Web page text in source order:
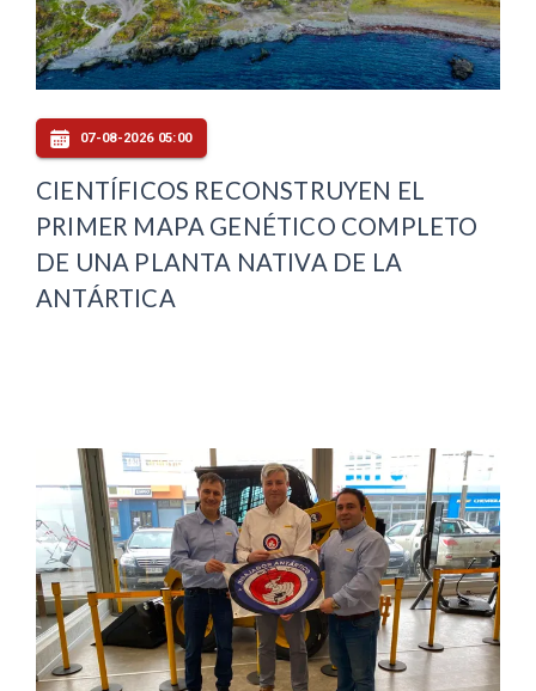
07-08-2026 05:00
CIENTÍFICOS RECONSTRUYEN EL
PRIMER MAPA GENÉTICO COMPLETO
DE UNA PLANTA NATIVA DE LA
ANTÁRTICA